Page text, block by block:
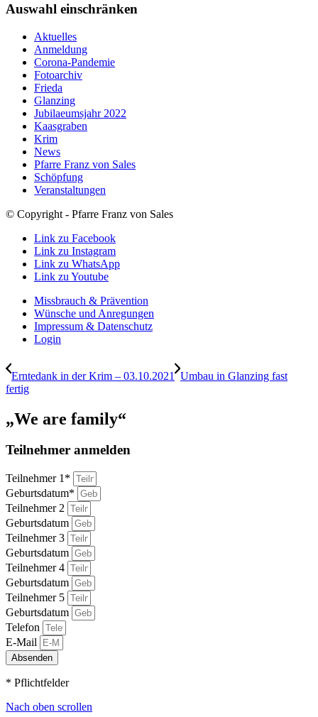
Auswahl einschränken
Aktuelles
Anmeldung
Corona-Pandemie
Fotoarchiv
Frieda
Glanzing
Jubilaeumsjahr 2022
Kaasgraben
Krim
News
Pfarre Franz von Sales
Schöpfung
Veranstaltungen
© Copyright - Pfarre Franz von Sales
Link zu Facebook
Link zu Instagram
Link zu WhatsApp
Link zu Youtube
Missbrauch & Prävention
Wünsche und Anregungen
Impressum & Datenschutz
Login
Erntedank in der Krim – 03.10.2021
Umbau in Glanzing fast
fertig
„We are family“
Teilnehmer anmelden
Teilnehmer 1*
Geburtsdatum*
Teilnehmer 2
Geburtsdatum
Teilnehmer 3
Geburtsdatum
Teilnehmer 4
Geburtsdatum
Teilnehmer 5
Geburtsdatum
Telefon
E-Mail
Absenden
* Pflichtfelder
Nach oben scrollen